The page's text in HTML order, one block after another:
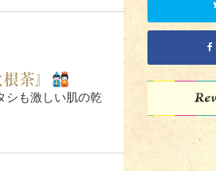
茶』
も激しい肌の乾